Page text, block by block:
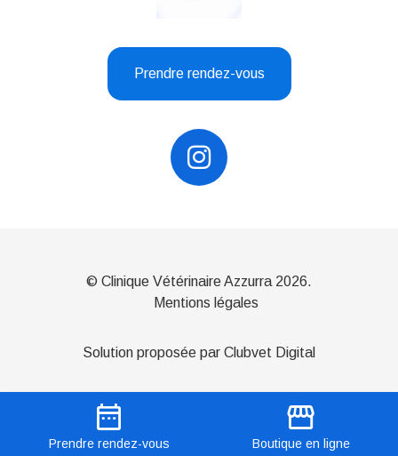
date_range
Prendre rendez-vous
storefront
Boutique en ligne
Prendre rendez-vous
© Clinique Vétérinaire Azzurra 2026.
Mentions légales
Solution proposée par Clubvet Digital